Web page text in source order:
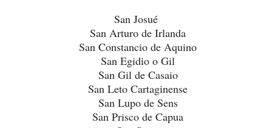
San Josué
San Arturo de Irlanda
San Constancio de Aquino
San Egidio o Gil
San Gil de Casaio
San Leto Cartaginense
San Lupo de Sens
San Prisco de Capua